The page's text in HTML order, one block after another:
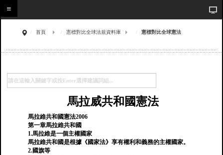
首頁 憲標對比全球法規資料庫 憲標對比全球憲法
馬拉威共和國憲法
馬拉維共和國憲法2006
第一章馬拉維共和國
1.馬拉維是一個主權國家
馬拉維共和國是根據《國家法》享有權利和義務的主權國家。
2.國旗等